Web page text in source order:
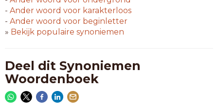
- Ander woord voor karakterloos
- Ander woord voor beginletter
» Bekijk populaire synoniemen
Deel dit Synoniemen
Woordenboek